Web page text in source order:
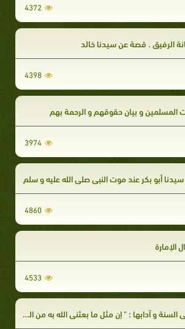
4372
الرفيق . قصة عن سيدنا خالد
4398
المسلمين و بيان حقوقهم و الرحمة بهم
3974
أبو بكر عند موت النبي صلى الله عليه و سلم
4860
الإمارة
4533
و آدابها : " إن مثل ما بعثني الله به من الهدى و العلم